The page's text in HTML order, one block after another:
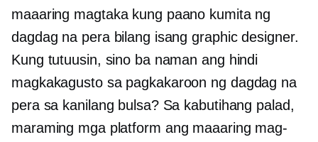
maaaring magtaka kung paano kumita ng
dagdag na pera bilang isang graphic designer.
Kung tutuusin, sino ba naman ang hindi
magkakagusto sa pagkakaroon ng dagdag na
pera sa kanilang bulsa? Sa kabutihang palad,
maraming mga platform ang maaaring mag-